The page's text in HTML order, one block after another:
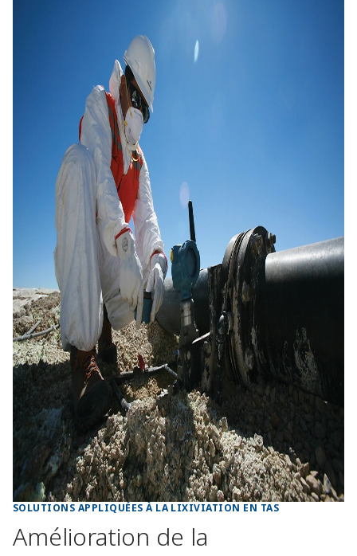
SOLUTIONS APPLIQUÉES À LA LIXIVIATION EN TAS
Amélioration de la